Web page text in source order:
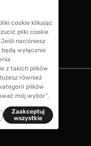
okularów w
nawet do
cookie klikając
pliki cookie
Jeśli naciśniesz
będą wyłącznie
z takich plików
również
plików
mój wybór”.
Zaakceptuj
wszystkie